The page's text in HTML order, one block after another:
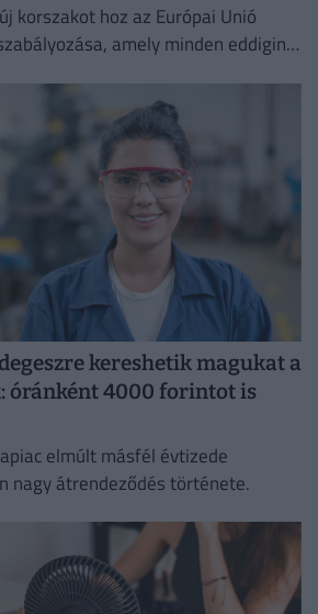
korszakot hoz az Európai Unió
amely minden eddiginél
kereshetik magukat a
óránként 4000 forintot is
elmúlt másfél évtizede
nagy átrendeződés története.